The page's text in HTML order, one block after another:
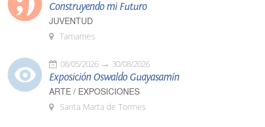
Construyendo mi Futuro
JUVENTUD
Tamames
08/05/2026 30/08/2026
Exposición Oswaldo Guayasamín
ARTE / EXPOSICIONES
Santa Marta de Tormes